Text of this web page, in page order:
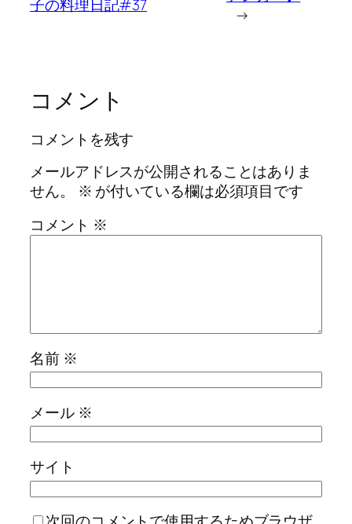
子の料理日記#37
→
コメント
コメントを残す
メールアドレスが公開されることはありま
せん。
※ が付いている欄は必須項目です
コメント ※
名前 ※
メール ※
サイト